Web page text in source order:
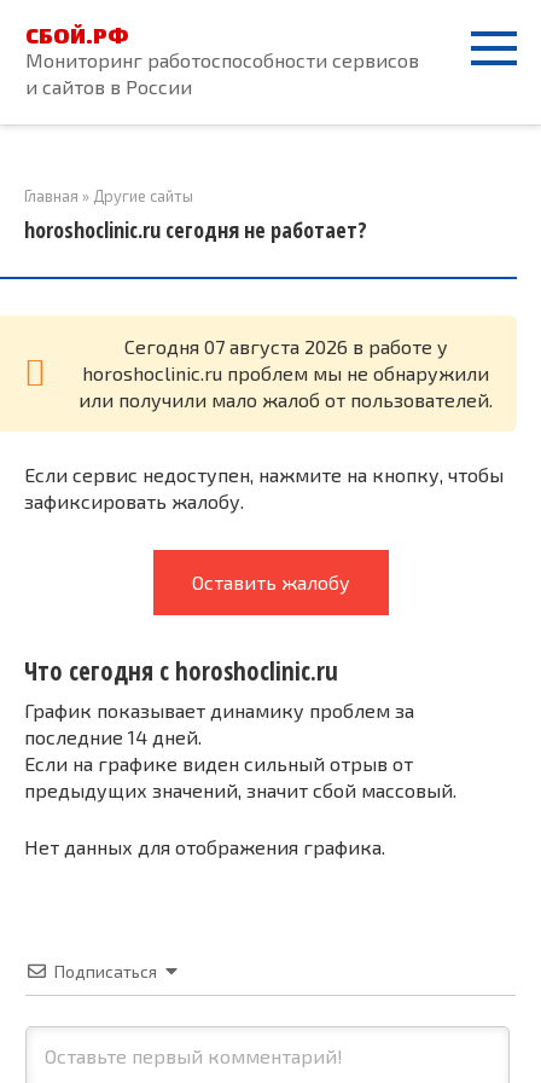
контенту
СБОЙ.РФ
Мониторинг работоспособности сервисов
и сайтов в России
Главная » Другие сайты
horoshoclinic.ru сегодня не работает?
Cегодня 07 августа 2026 в работе у
horoshoclinic.ru проблем мы не обнаружили
или получили мало жалоб от пользователей.
Если сервис недоступен, нажмите на кнопку, чтобы
зафиксировать жалобу.
Оставить жалобу
Что сегодня с horoshoclinic.ru
График показывает динамику проблем за
последние 14 дней.
Если на графике виден сильный отрыв от
предыдущих значений, значит сбой массовый.
Нет данных для отображения графика.
Подписаться